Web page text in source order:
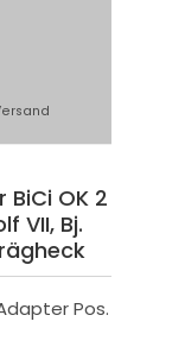
OK 2
VII, Bj.
Pos.